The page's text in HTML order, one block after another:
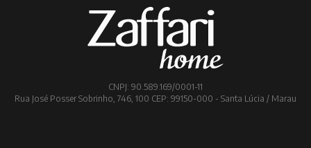
CNPJ: 90.589.169/0001-11
Rua José Posser Sobrinho, 746, 100 CEP: 99150-000 - Santa Lúcia / Marau